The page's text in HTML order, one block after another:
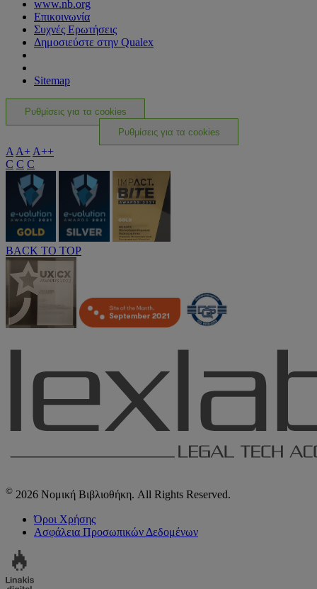
www.nb.org
Επικοινωνία
Συχνές Ερωτήσεις
Δημοσιεύστε στην Qualex
Sitemap
Ρυθμίσεις για τα cookies
Ρυθμίσεις για τα cookies
A A+ A++
C C C
BACK TO TOP
© 2026 Νομική Βιβλιοθήκη. All Rights Reserved.
Όροι Χρήσης
Ασφάλεια Προσωπικών Δεδομένων